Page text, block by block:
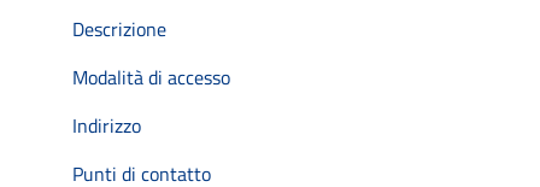
Descrizione
Modalità di accesso
Indirizzo
Punti di contatto